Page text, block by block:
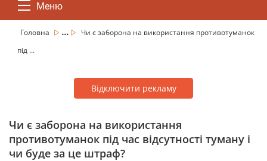
Меню
Головна ...
Чи є заборона на використання противотуманок
під ...
Відключити рекламу
Чи є заборона на використання
противотуманок під час відсутності туману і
чи буде за це штраф?